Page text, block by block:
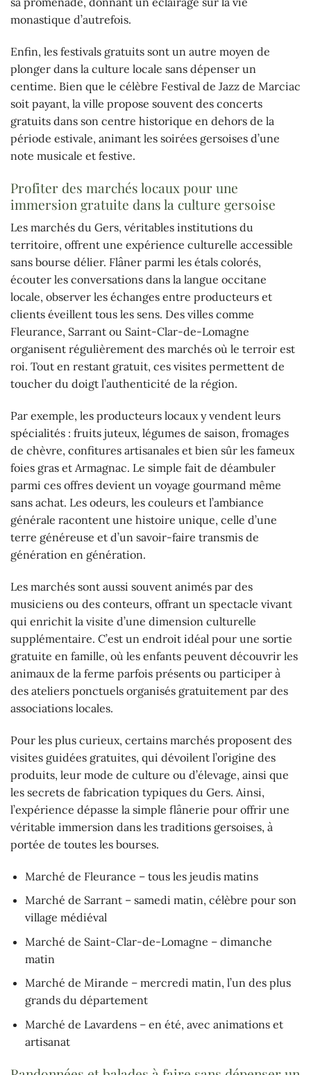
monastique d’autrefois.
Enfin, les festivals gratuits sont un autre moyen de
plonger dans la culture locale sans dépenser un
centime. Bien que le célèbre Festival de Jazz de Marciac
soit payant, la ville propose souvent des concerts
gratuits dans son centre historique en dehors de la
période estivale, animant les soirées gersoises d’une
note musicale et festive.
Profiter des marchés locaux pour une
immersion gratuite dans la culture gersoise
Les marchés du Gers, véritables institutions du
territoire, offrent une expérience culturelle accessible
sans bourse délier. Flâner parmi les étals colorés,
écouter les conversations dans la langue occitane
locale, observer les échanges entre producteurs et
clients éveillent tous les sens. Des villes comme
Fleurance, Sarrant ou Saint-Clar-de-Lomagne
organisent régulièrement des marchés où le terroir est
roi. Tout en restant gratuit, ces visites permettent de
toucher du doigt l’authenticité de la région.
Par exemple, les producteurs locaux y vendent leurs
spécialités : fruits juteux, légumes de saison, fromages
de chèvre, confitures artisanales et bien sûr les fameux
foies gras et Armagnac. Le simple fait de déambuler
parmi ces offres devient un voyage gourmand même
sans achat. Les odeurs, les couleurs et l’ambiance
générale racontent une histoire unique, celle d’une
terre généreuse et d’un savoir-faire transmis de
génération en génération.
Les marchés sont aussi souvent animés par des
musiciens ou des conteurs, offrant un spectacle vivant
qui enrichit la visite d’une dimension culturelle
supplémentaire. C’est un endroit idéal pour une sortie
gratuite en famille, où les enfants peuvent découvrir les
animaux de la ferme parfois présents ou participer à
des ateliers ponctuels organisés gratuitement par des
associations locales.
Pour les plus curieux, certains marchés proposent des
visites guidées gratuites, qui dévoilent l’origine des
produits, leur mode de culture ou d’élevage, ainsi que
les secrets de fabrication typiques du Gers. Ainsi,
l’expérience dépasse la simple flânerie pour offrir une
véritable immersion dans les traditions gersoises, à
portée de toutes les bourses.
Marché de Fleurance – tous les jeudis matins
Marché de Sarrant – samedi matin, célèbre pour son
village médiéval
Marché de Saint-Clar-de-Lomagne – dimanche
matin
Marché de Mirande – mercredi matin, l’un des plus
grands du département
Marché de Lavardens – en été, avec animations et
artisanat